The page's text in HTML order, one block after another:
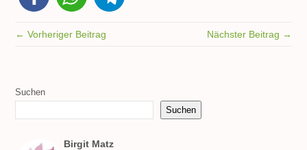
← Vorheriger Beitrag Nächster Beitrag →
Suchen
Suchen
Birgit Matz